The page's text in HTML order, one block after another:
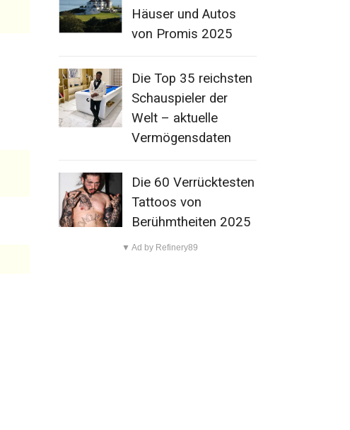
Häuser und Autos
von Promis 2025
Die Top 35 reichsten
Schauspieler der
Welt – aktuelle
Vermögensdaten
Die 60 Verrücktesten
Tattoos von
Berühmtheiten 2025
▼ Ad by Refinery89